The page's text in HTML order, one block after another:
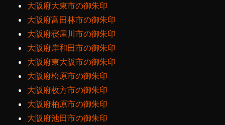
大阪府大東市の御朱印
大阪府富田林市の御朱印
大阪府寝屋川市の御朱印
大阪府岸和田市の御朱印
大阪府東大阪市の御朱印
大阪府松原市の御朱印
大阪府枚方市の御朱印
大阪府柏原市の御朱印
大阪府池田市の御朱印